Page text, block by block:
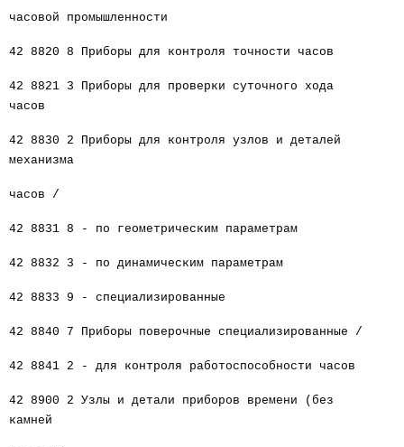
часовой промышленности
42 8820 8 Приборы для контроля точности часов
42 8821 3 Приборы для проверки суточного хода
часов
42 8830 2 Приборы для контроля узлов и деталей
механизма
часов /
42 8831 8 - по геометрическим параметрам
42 8832 3 - по динамическим параметрам
42 8833 9 - специализированные
42 8840 7 Приборы поверочные специализированные /
42 8841 2 - для контроля работоспособности часов
42 8900 2 Узлы и детали приборов времени (без
камней